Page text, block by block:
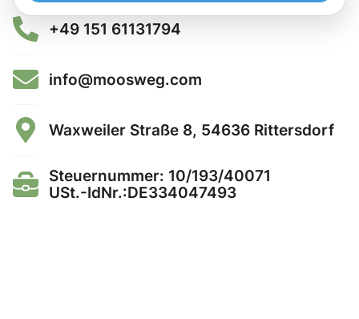
+49 151 61131794
info@moosweg.com
Waxweiler Straße 8, 54636 Rittersdorf
Steuernummer: 10/193/40071
USt.-IdNr.:DE334047493